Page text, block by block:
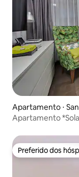
Apartamento ⋅
Apartamento
Preferido dos
Preferido dos